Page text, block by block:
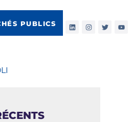
PUBLICS